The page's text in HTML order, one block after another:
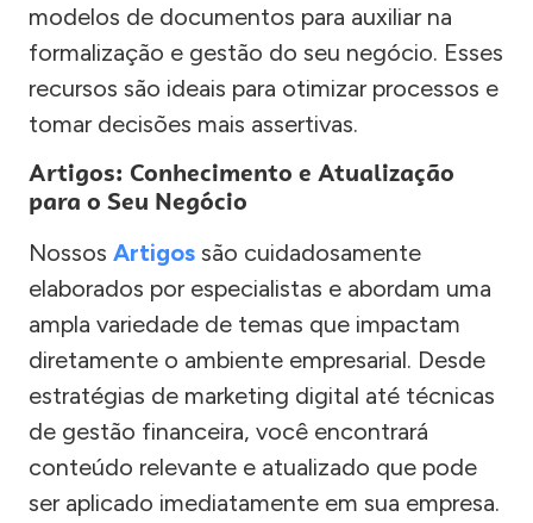
modelos de documentos para auxiliar na
formalização e gestão do seu negócio. Esses
recursos são ideais para otimizar processos e
tomar decisões mais assertivas.
Artigos: Conhecimento e Atualização
para o Seu Negócio
Nossos Artigos são cuidadosamente
elaborados por especialistas e abordam uma
ampla variedade de temas que impactam
diretamente o ambiente empresarial. Desde
estratégias de marketing digital até técnicas
de gestão financeira, você encontrará
conteúdo relevante e atualizado que pode
ser aplicado imediatamente em sua empresa.